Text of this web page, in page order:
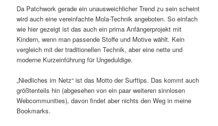
Da Patchwork gerade ein unausweichlicher Trend zu sein scheint
wird auch eine vereinfachte Mola-Technik angeboten. So einfach
wie hier gezeigt ist das auch ein prima Anfängerprojekt mit
Kindern, wenn man passende Stoffe und Motive wählt. Kein
vergleich mit der traditionellen Technik, aber eine nette und
moderne Kurzeinführung für Ungeduldige.
„Niedliches im Netz“ ist das Motto der Surftips. Das kommt auch
größtenteils hin (abgesehen von ein paar weiteren sinnlosen
Webcommunities), davon findet aber nichts den Weg in meine
Bookmarks.